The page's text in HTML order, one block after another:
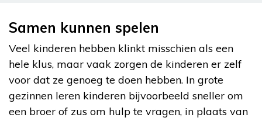
Samen kunnen spelen
Veel kinderen hebben klinkt misschien als een
hele klus, maar vaak zorgen de kinderen er zelf
voor dat ze genoeg te doen hebben. In grote
gezinnen leren kinderen bijvoorbeeld sneller om
een broer of zus om hulp te vragen, in plaats van